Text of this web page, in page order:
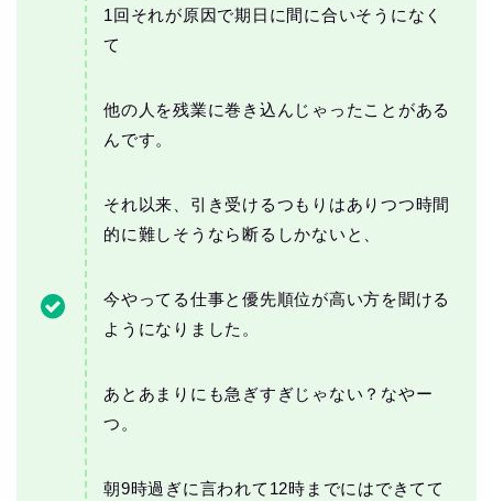
1回それが原因で期日に間に合いそうになく
て
他の人を残業に巻き込んじゃったことがある
んです。
それ以来、引き受けるつもりはありつつ時間
的に難しそうなら断るしかないと、
今やってる仕事と優先順位が高い方を聞ける
ようになりました。
あとあまりにも急ぎすぎじゃない？なやー
つ。
朝9時過ぎに言われて12時までにはできてて